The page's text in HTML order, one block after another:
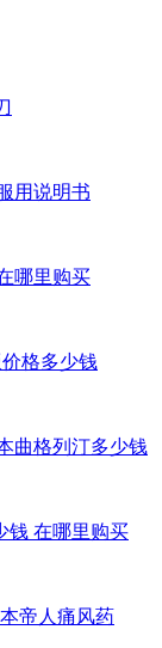
用说明书
哪里购买
格多少钱
曲格列汀多少钱
钱 在哪里购买
帝人痛风药